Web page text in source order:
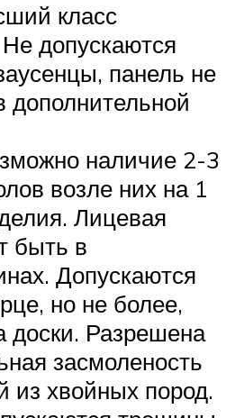
класс
допускаются
панель не
дополнительной
наличие 2-3
возле них на 1
Лицевая
быть в
Допускаются
но не более,
Разрешена
засмоленость
из хвойных пород.